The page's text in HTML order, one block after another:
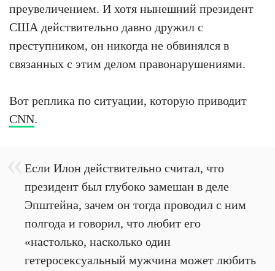
преувеличением. И хотя нынешний президент
США действительно давно дружил с
преступником, он никогда не обвинялся в
связанных с этим делом правонарушениями.
Вот реплика по ситуации, которую приводит
CNN.
Если Илон действительно считал, что
президент был глубоко замешан в деле
Эпштейна, зачем он тогда проводил с ним
полгода и говорил, что любит его
«настолько, насколько один
гетеросексуальный мужчина может любить